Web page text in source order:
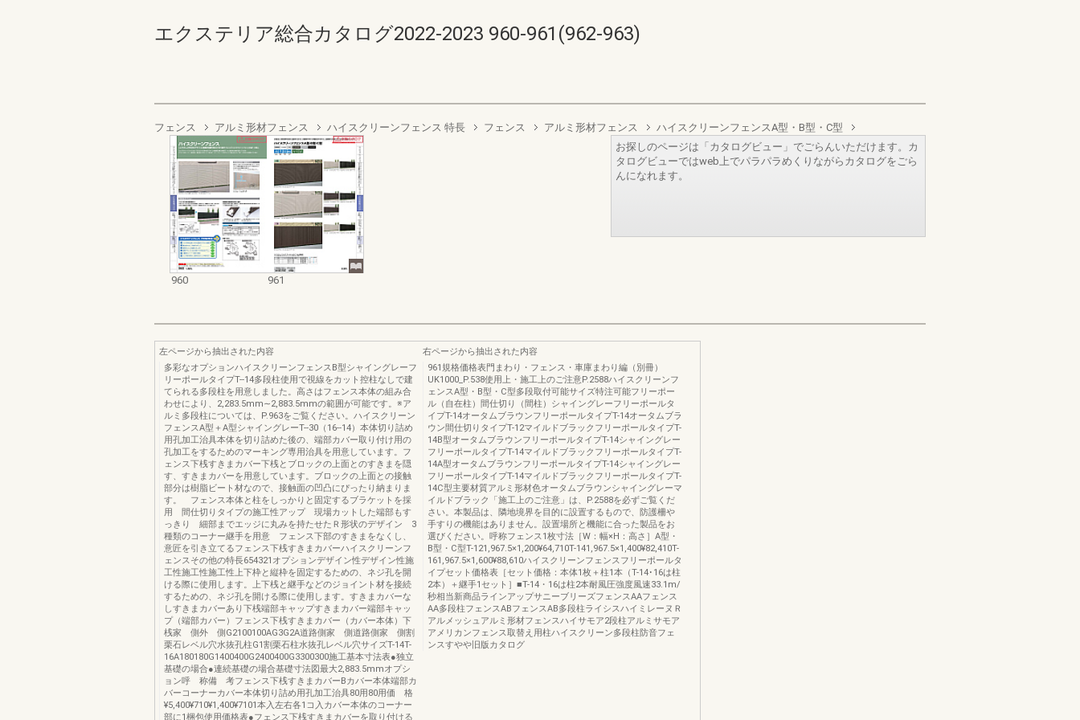
エクステリア総合カタログ2022-2023 960-961(962-963)
フェンス アルミ形材フェンス ハイスクリーンフェンス 特長 フェンス アルミ形材フェンス ハイスクリーンフェンスA型・B型・C型
960 961
お探しのページは「カタログビュー」でごらんいただけます。カ
タログビューではweb上でパラパラめくりながらカタログをごら
んになれます。
左ページから抽出された内容
多彩なオプションハイスクリーンフェンスB型シャイングレーフ
リーポールタイプT--14多段柱使用で視線をカット控柱なしで建
てられる多段柱を用意しました。高さはフェンス本体の組み合
わせにより、2,283.5mm∼2,883.5mmの範囲が可能です。※ア
ルミ多段柱については、P.963をご覧ください。ハイスクリーン
フェンスA型＋A型シャイングレーT--30（16--14）本体切り詰め
用孔加工治具本体を切り詰めた後の、端部カバー取り付け用の
孔加工をするためのマーキング専用治具を用意しています。フ
ェンス下桟すきまカバー下桟とブロックの上面とのすきまを隠
す、すきまカバーを用意しています。ブロックの上面との接触
部分は樹脂ビート材なので、接触面の凹凸にぴったり納まりま
す。 フェンス本体と柱をしっかりと固定するブラケットを採
用 間仕切りタイプの施工性アップ 現場カットした端部もす
っきり 細部までエッジに丸みを持たせたＲ形状のデザイン 3
種類のコーナー継手を用意 フェンス下部のすきまをなくし、
意匠を引き立てるフェンス下桟すきまカバーハイスクリーンフ
ェンスその他の特長654321オプションデザイン性デザイン性施
工性施工性施工性上下枠と縦枠を固定するための、ネジ孔を開
ける際に使用します。上下桟と継手などのジョイント材を接続
するための、ネジ孔を開ける際に使用します。すきまカバーな
しすきまカバーあり下桟端部キャップすきまカバー端部キャッ
プ（端部カバー）フェンス下桟すきまカバー（カバー本体）下
桟家 側外 側G2100100AG3G2A道路側家 側道路側家 側割
栗石レベル穴水抜孔柱G1割栗石柱水抜孔レベル穴サイズT-14T-
16A180180G1400400G2400400G3300300施工基本寸法表●独立
基礎の場合●連続基礎の場合基礎寸法図最大2,883.5mmオプシ
ョン呼 称備 考フェンス下桟すきまカバーBカバー本体端部カ
バーコーナーカバー本体切り詰め用孔加工治具80用80用価 格
¥5,400¥710¥1,400¥7101本入左右各1コ入カバー本体のコーナー
部に1梱包使用価格表●フェンス下桟すきまカバーを取り付ける
右ページから抽出された内容
961規格価格表門まわり・フェンス・車庫まわり編（別冊）
UK1000_P.538使用上・施工上のご注意P.2588ハイスクリーンフ
ェンスA型・B型・C型多段取付可能サイズ特注可能フリーポー
ル（自在柱）間仕切り（間柱）シャイングレーフリーポールタ
イプT-14オータムブラウンフリーポールタイプT-14オータムブラ
ウン間仕切りタイプT-12マイルドブラックフリーポールタイプT-
14B型オータムブラウンフリーポールタイプT-14シャイングレー
フリーポールタイプT-14マイルドブラックフリーポールタイプT-
14A型オータムブラウンフリーポールタイプT-14シャイングレー
フリーポールタイプT-14マイルドブラックフリーポールタイプT-
14C型主要材質アルミ形材色オータムブラウンシャイングレーマ
イルドブラック「施工上のご注意」は、P.2588を必ずご覧くだ
さい。本製品は、隣地境界を目的に設置するもので、防護柵や
手すりの機能はありません。設置場所と機能に合った製品をお
選びください。呼称フェンス1枚寸法［W：幅×H：高さ］A型・
B型・C型T-121,967.5×1,200¥64,710T-141,967.5×1,400¥82,410T-
161,967.5×1,600¥88,610ハイスクリーンフェンスフリーポールタ
イプセット価格表［セット価格：本体1枚＋柱1本（T-14･16は柱
2本）＋継手1セット］■T-14・16は柱2本耐風圧強度風速33.1m/
秒相当新商品ラインアップサニーブリーズフェンスAAフェンス
AA多段柱フェンスABフェンスAB多段柱ライシスハイミレーヌＲ
アルメッシュアルミ形材フェンスハイサモア2段柱アルミサモア
アメリカンフェンス取替え用柱ハイスクリーン多段柱防音フェ
ンスすやや旧版カタログ